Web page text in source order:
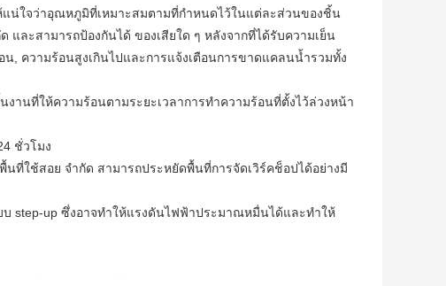
แน่ใจว่าอุณหภูมิที่เหมาะสมตามที่กำหนดไว้ในแต่ละส่วนของชิ้น
และสามารถป้องกันได้ ของเสียใด ๆ หลังจากที่ได้รับความเย็น
, ความร้อนสูงเกินไปและการแจ้งเตือนการขาดแคลนน้ำรวมทั้ง
านที่ให้ความร้อนตามระยะเวลาการทำความร้อนที่ตั้งไว้ล่วงหน้า
ชั่วโมง
ที่ใช้สอย จำกัด สามารถประหยัดพื้นที่การจัดเวิร์คช็อปได้อย่างมี
step-up ซึ่งอาจทำให้แรงดันไฟฟ้าประมาณหมื่นได้และทำให้